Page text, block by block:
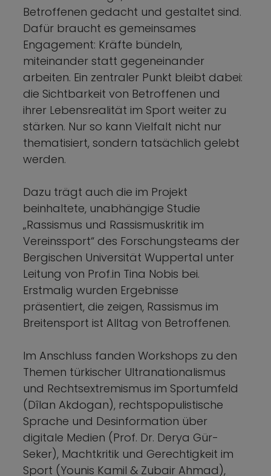
Betroffenen gedacht und gestaltet sind.
Dafür braucht es gemeinsames
Engagement: Kräfte bündeln,
miteinander statt gegeneinander
arbeiten. Ein zentraler Punkt bleibt dabei:
die Sichtbarkeit von Betroffenen und
ihrer Lebensrealität im Sport weiter zu
stärken. Nur so kann Vielfalt nicht nur
thematisiert, sondern tatsächlich gelebt
werden.
Dazu trägt auch die im Projekt
beinhaltete, unabhängige Studie
„Rassismus und Rassismuskritik im
Vereinssport“ des Forschungsteams der
Bergischen Universität Wuppertal unter
Leitung von Prof.in Tina Nobis bei.
Erstmalig wurden Ergebnisse
präsentiert, die zeigen, Rassismus im
Breitensport ist Alltag von Betroffenen.
Im Anschluss fanden Workshops zu den
Themen türkischer Ultranationalismus
und Rechtsextremismus im Sportumfeld
(Dîlan Akdogan), rechtspopulistische
Sprache und Desinformation über
digitale Medien (Prof. Dr. Derya Gür-
Seker), Machtkritik und Gerechtigkeit im
Sport (Younis Kamil & Zubair Ahmad),